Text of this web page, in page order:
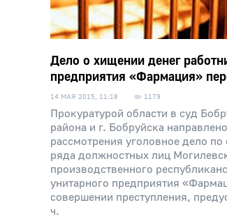
Дело о хищении денег
предприятия «Фармация»
14 МАЯ 2015, 11:18 1179
Прокуратурой области в суд
района и г. Бобруйска
рассмотрения уголовное дело
ряда должностных лиц
производственного
унитарного предприятия
совершении преступления,
ч.